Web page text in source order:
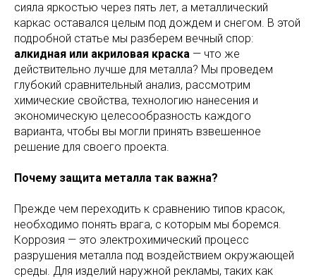
сияла яркостью через пять лет, а металлический
каркас оставался целым под дождем и снегом. В этой
подробной статье мы разберем вечный спор:
алкидная или акриловая краска — что же
действительно лучше для металла? Мы проведем
глубокий сравнительный анализ, рассмотрим
химические свойства, технологию нанесения и
экономическую целесообразность каждого
варианта, чтобы вы могли принять взвешенное
решение для своего проекта.
Почему защита металла так важна?
Прежде чем переходить к сравнению типов красок,
необходимо понять врага, с которым мы боремся.
Коррозия — это электрохимический процесс
разрушения металла под воздействием окружающей
среды. Для изделий наружной рекламы, таких как